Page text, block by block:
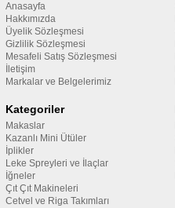
Anasayfa
Hakkımızda
Üyelik Sözleşmesi
Gizlilik Sözleşmesi
Mesafeli Satış Sözleşmesi
İletişim
Markalar ve Belgelerimiz
Kategoriler
Makaslar
Kazanlı Mini Ütüler
İplikler
Leke Spreyleri ve İlaçlar
İğneler
Çıt Çıt Makineleri
Cetvel ve Riga Takımları